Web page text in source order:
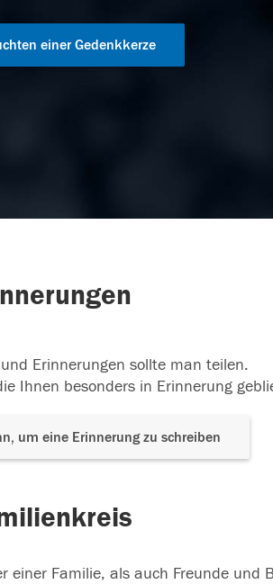
einer Gedenkkerze
Erinnerungen sollte man teilen.
Ihnen besonders in Erinnerung
um eine Erinnerung zu schreiben
einer Familie, als auch Freunde und